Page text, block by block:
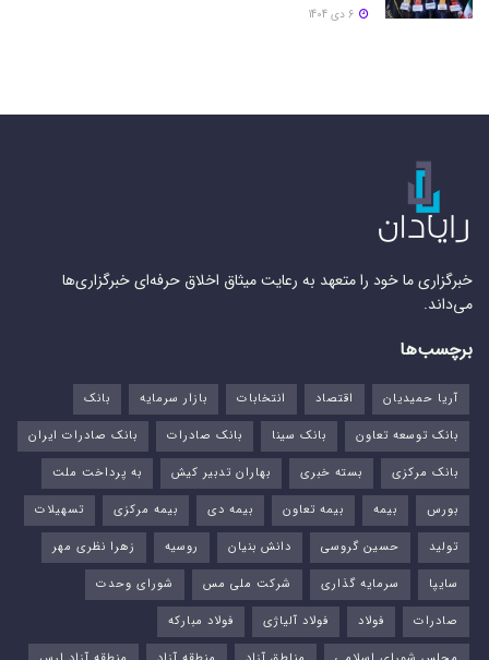
خبرگزاری ما خود را متعهد به رعایت میثاق اخلاق حرفه‌ای خبرگزاری‌ها
می‌داند.
برچسب‌ها
آریا حمیدیان اقتصاد انتخابات بازار سرمایه
بانک
بانک توسعه تعاون
بانک سینا بانک صادرات
بانک صادرات ایران
بانک مرکزی
بسته خبری بهاران تدبیر کیش
به پرداخت ملت
بورس‌
بیمه بیمه تعاون بیمه دی بیمه مرکزی
تسهیلات
تولید
حسین گروسی دانش بنیان روسیه
زهرا نظری مهر
سایپا
سرمایه گذاری شرکت ملی مس
شورای وحدت
صادرات
فولاد فولاد آلیاژی
فولاد مبارکه